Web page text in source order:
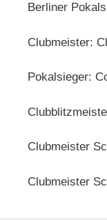
Berliner
Clubmeister:
Pokalsieger:
Clubmeister
Clubmeister